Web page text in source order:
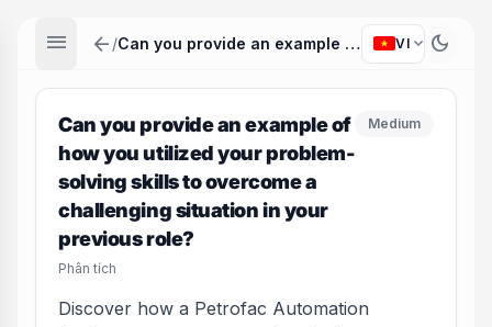
menu arrow_back / Can you provide an example of how you utilized your problem-solving skills to overcome a challenging situation in your previous role? VI expand_more dark_mode
Can you provide an example of
how you utilized your problem-
solving skills to overcome a
challenging situation in your
previous role?
Phân tích
Medium
Discover how a Petrofac Automation